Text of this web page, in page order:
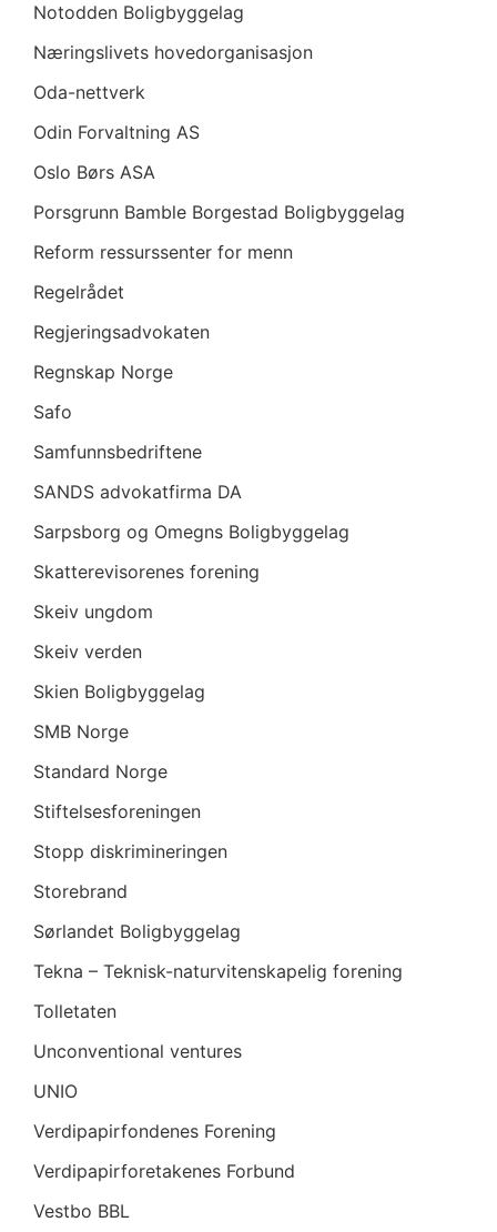
Notodden Boligbyggelag
Næringslivets hovedorganisasjon
Oda-nettverk
Odin Forvaltning AS
Oslo Børs ASA
Porsgrunn Bamble Borgestad Boligbyggelag
Reform ressurssenter for menn
Regelrådet
Regjeringsadvokaten
Regnskap Norge
Safo
Samfunnsbedriftene
SANDS advokatfirma DA
Sarpsborg og Omegns Boligbyggelag
Skatterevisorenes forening
Skeiv ungdom
Skeiv verden
Skien Boligbyggelag
SMB Norge
Standard Norge
Stiftelsesforeningen
Stopp diskrimineringen
Storebrand
Sørlandet Boligbyggelag
Tekna – Teknisk-naturvitenskapelig forening
Tolletaten
Unconventional ventures
UNIO
Verdipapirfondenes Forening
Verdipapirforetakenes Forbund
Vestbo BBL